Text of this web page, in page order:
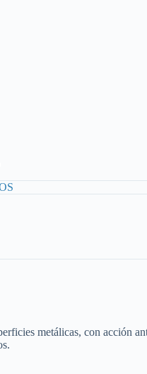
metálicas, con acción